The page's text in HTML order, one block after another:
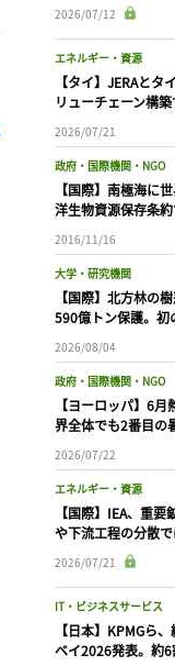
2026/07/12
エネルギー・資源
【タイ】JERAと
リューチェーン構
2026/07/21
政府・国際機関・NGO
【国際】南極海に
洋生物資源保存条
2016/11/16
大学・研究機関
【国際】北方林の
590億トン保護。初
2026/08/04
政府・国際機関・NGO
【ヨーロッパ】6
界全体でも2番目の
2026/07/22
エネルギー・資源
【国際】IEA、重
や下流工程の分散
2026/07/21
IT・ビジネスサービス
【日本】KPMGら
ベイ2026発表。約